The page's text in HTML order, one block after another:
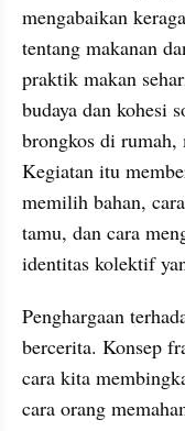
mengabaikan
tentang makanan
praktik makan
budaya dan kohesi
brongkos di rumah,
Kegiatan itu
memilih bahan,
tamu, dan cara
identitas kolektif
Penghargaan
bercerita. Konsep
cara kita
cara orang